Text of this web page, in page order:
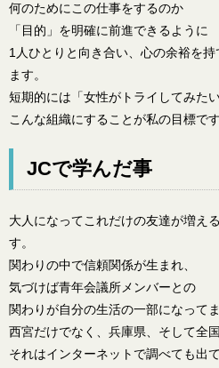
何のためにこの仕事をするのか
「目的」を明確に前進できるように
1人ひとりと向き合い、心の余裕を
ます。
短期的には「女性がトライしてみた
こんな組織にすることが私の目標です
JCで学んだ事
大人になってこれだけの友達が増え
す。
関わりの中で信頼関係が生まれ、
気づけば青年会議所メンバーとの
関わりが自分の生活の一部になってま
西宮だけでなく、兵庫県、そして全
それはインターネットで調べても出て